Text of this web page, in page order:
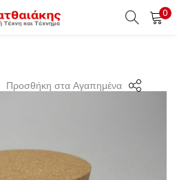
0
Προσθήκη στα Αγαπημένα